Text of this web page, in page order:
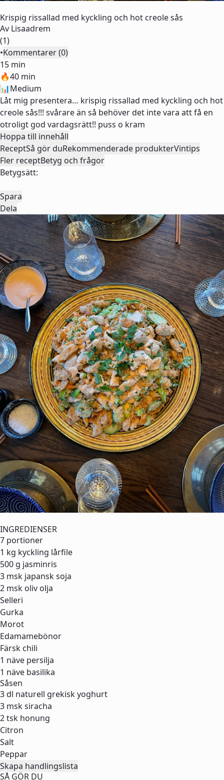
Krispig rissallad med kyckling och hot creole sås
Av Lisaadrem
(1)
•Kommentarer (0)
15 min
🔥40 min
📊Medium
Låt mig presentera… krispig rissallad med kyckling och hot
creole sås!!! svårare än så behöver det inte vara att få en
otroligt god vardagsrätt!! puss o kram
Hoppa till innehåll
ReceptSå gör duRekommenderade produkterVintips
Fler receptBetyg och frågor
Betygsätt:
Spara
Dela
INGREDIENSER
7 portioner
1 kg kyckling lårfile
500 g jasminris
3 msk japansk soja
2 msk oliv olja
Selleri
Gurka
Morot
Edamamebönor
Färsk chili
1 näve persilja
1 näve basilika
Såsen
3 dl naturell grekisk yoghurt
3 msksiracha
2 tsk honung
Citron
Salt
Peppar
Skapa handlingslista
SÅ GÖR DU